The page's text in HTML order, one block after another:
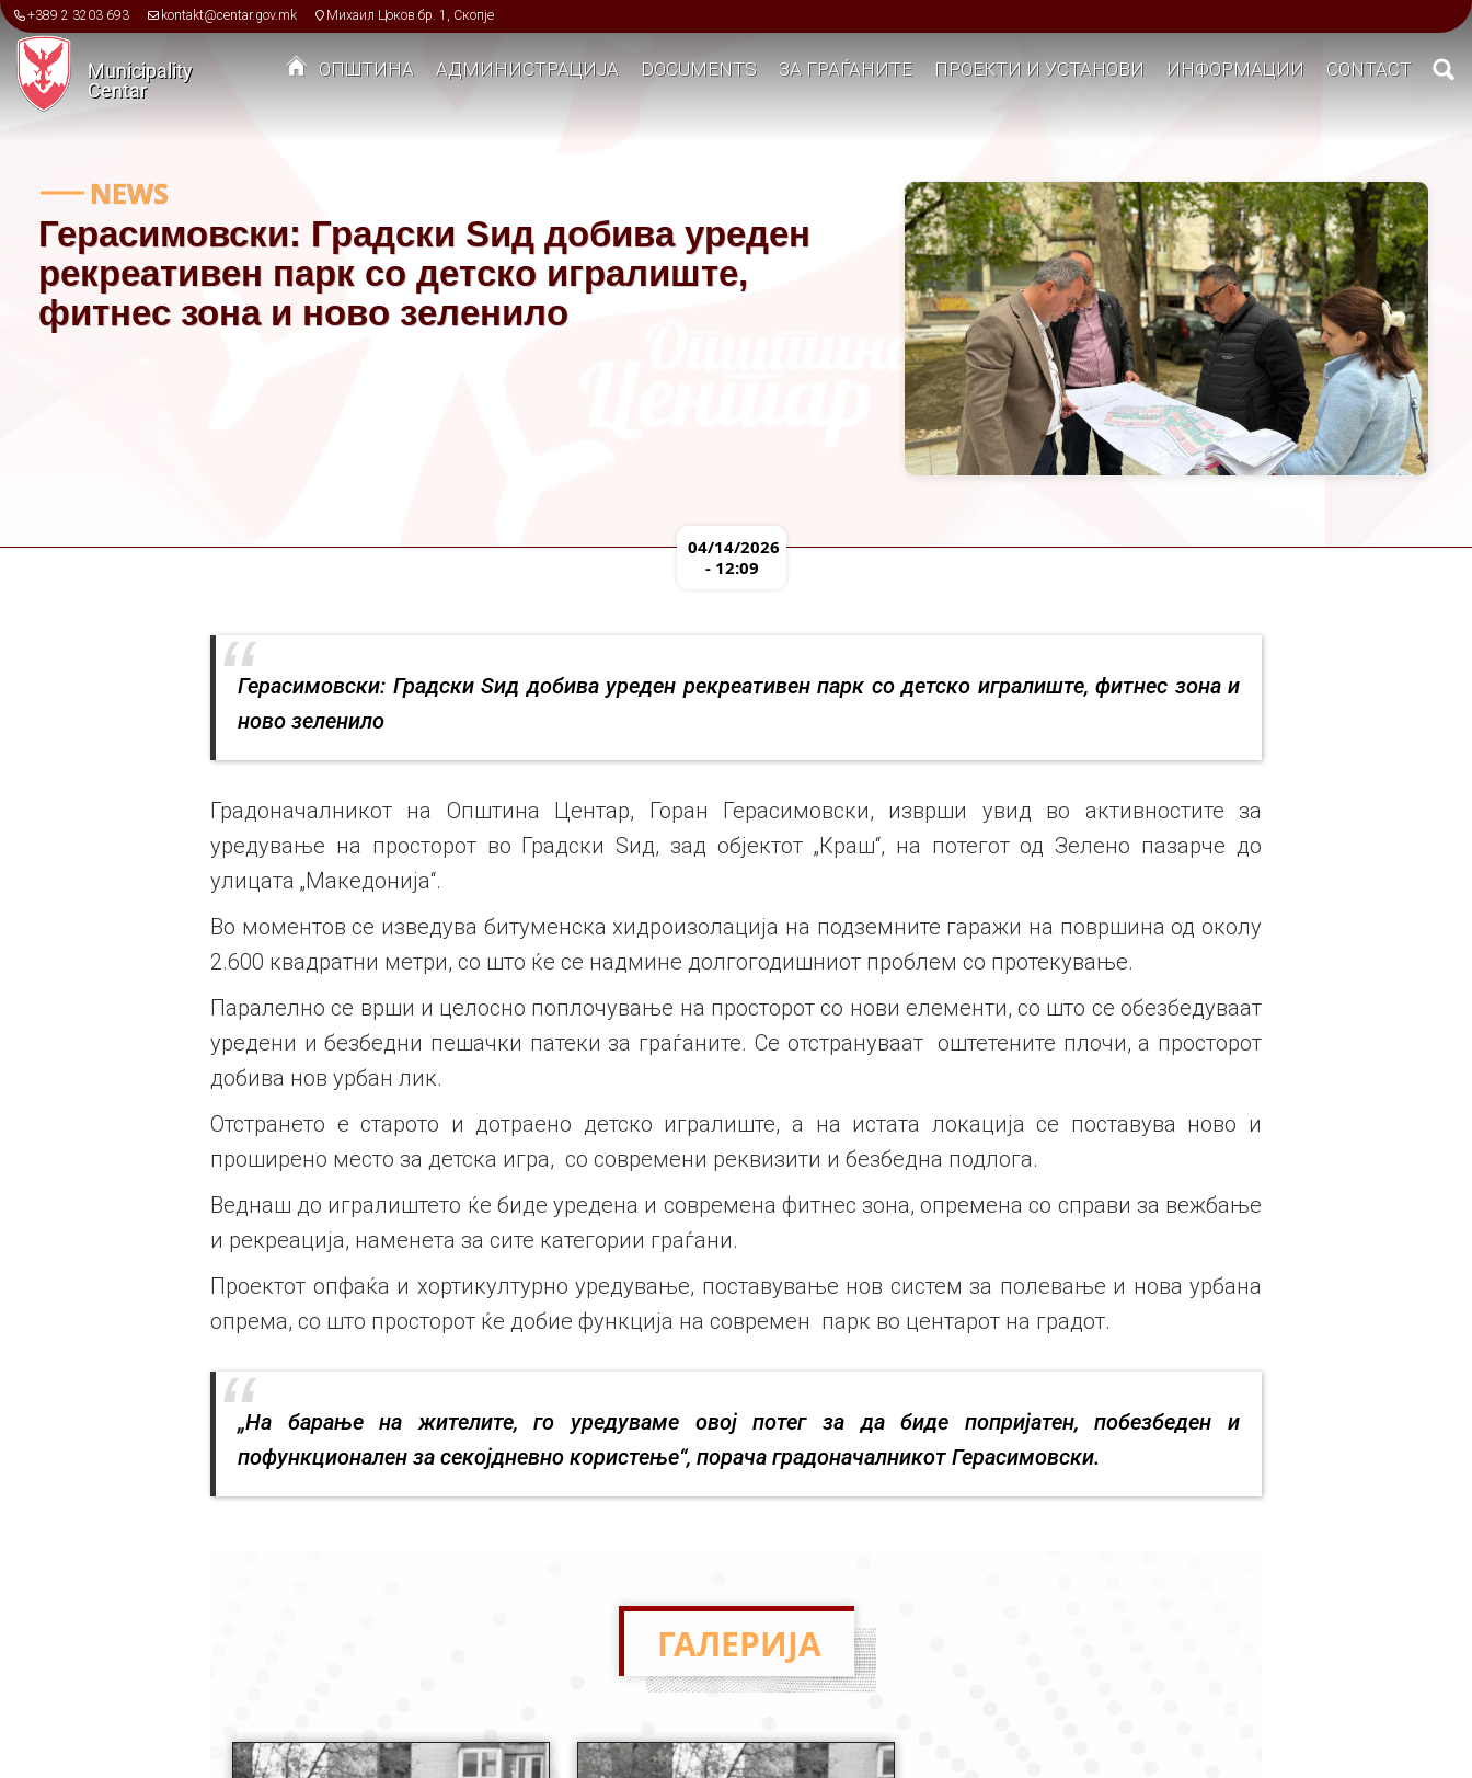
Skip to main content
+389 2 3203 693 kontakt@centar.gov.mk Михаил Цоков бр. 1, Скопје
Municipality
Centar
ОПШТИНА АДМИНИСТРАЦИЈА DOCUMENTS ЗА ГРАЃАНИТЕ ПРОЕКТИ И УСТАНОВИ ИНФОРМАЦИИ CONTACT
Герасимовски: Градски Ѕид добива уреден
рекреативен парк со детско игралиште,
фитнес зона и ново зеленило
NEWS
04/14/2026
- 12:09
Герасимовски: Градски Ѕид добива уреден рекреативен парк со детско игралиште, фитнес зона и
ново зеленило
Градоначалникот на Општина Центар, Горан Герасимовски, изврши увид во активностите за
уредување на просторот во Градски Ѕид, зад објектот „Краш“, на потегот од Зелено пазарче до
улицата „Македонија“.
Во моментов се изведува битуменска хидроизолација на подземните гаражи на површина од околу
2.600 квадратни метри, со што ќе се надмине долгогодишниот проблем со протекување.
Паралелно се врши и целосно поплочување на просторот со нови елементи, со што се обезбедуваат
уредени и безбедни пешачки патеки за граѓаните. Се отстрануваат оштетените плочи, а просторот
добива нов урбан лик.
Отстрането е старото и дотраено детско игралиште, а на истата локација се поставува ново и
проширено место за детска игра, со современи реквизити и безбедна подлога.
Веднаш до игралиштето ќе биде уредена и современа фитнес зона, опремена со справи за вежбање
и рекреација, наменета за сите категории граѓани.
Проектот опфаќа и хортикултурно уредување, поставување нов систем за полевање и нова урбана
опрема, со што просторот ќе добие функција на современ парк во центарот на градот.
„На барање на жителите, го уредуваме овој потег за да биде попријатен, побезбеден и
пофункционален за секојдневно користење“, порача градоначалникот Герасимовски.
ГАЛЕРИЈА